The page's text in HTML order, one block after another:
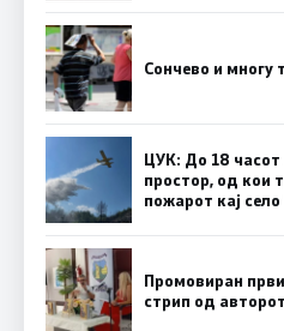
Сончево и многу
ЦУК: До 18 часот
простор, од кои
пожарот кај
Промовиран
стрип од